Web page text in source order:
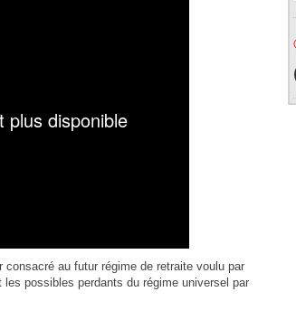
consacré au futur régime de retraite voulu par
possibles perdants du régime universel par